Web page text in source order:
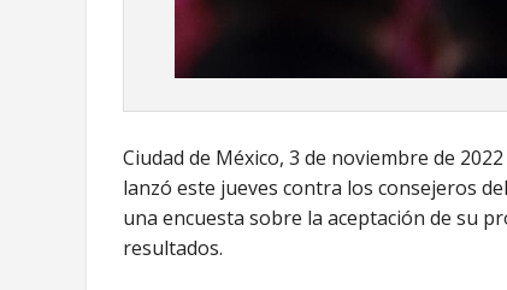
Ciudad de México, 3 de noviembre de
lanzó este jueves contra los consejeros
una encuesta sobre la aceptación de su
resultados.